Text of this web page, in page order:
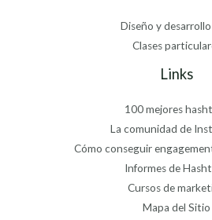
Diseño y
Clases
Links
100 mejores
La comunidad de
Cómo conseguir
Informes de
Cursos de
Mapa del Sitio